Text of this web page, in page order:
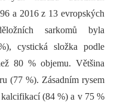
a 2016 z 13 evropských
sarkomů byla
cystická složka podle
80 % objemu. Většina
(77 %). Zásadním rysem
kalcifikací (84 %) a v 75 %